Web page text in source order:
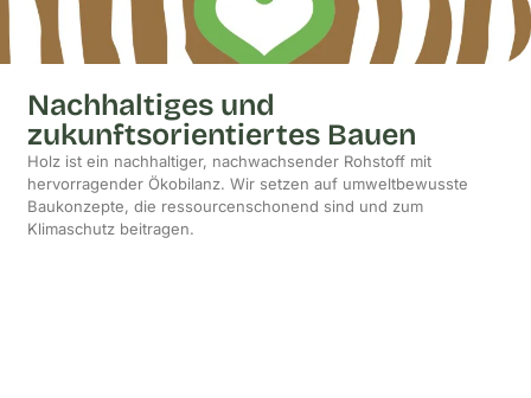
Nachhaltiges und
zukunftsorientiertes Bauen
Holz ist ein nachhaltiger, nachwachsender Rohstoff mit
hervorragender Ökobilanz. Wir setzen auf umweltbewusste
Baukonzepte, die ressourcenschonend sind und zum
Klimaschutz beitragen.